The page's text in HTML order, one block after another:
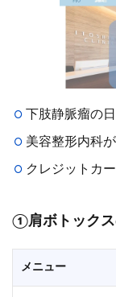
下肢静脈瘤の
美容整形内科が
クレジットカ
①肩ボトックス
メニュー